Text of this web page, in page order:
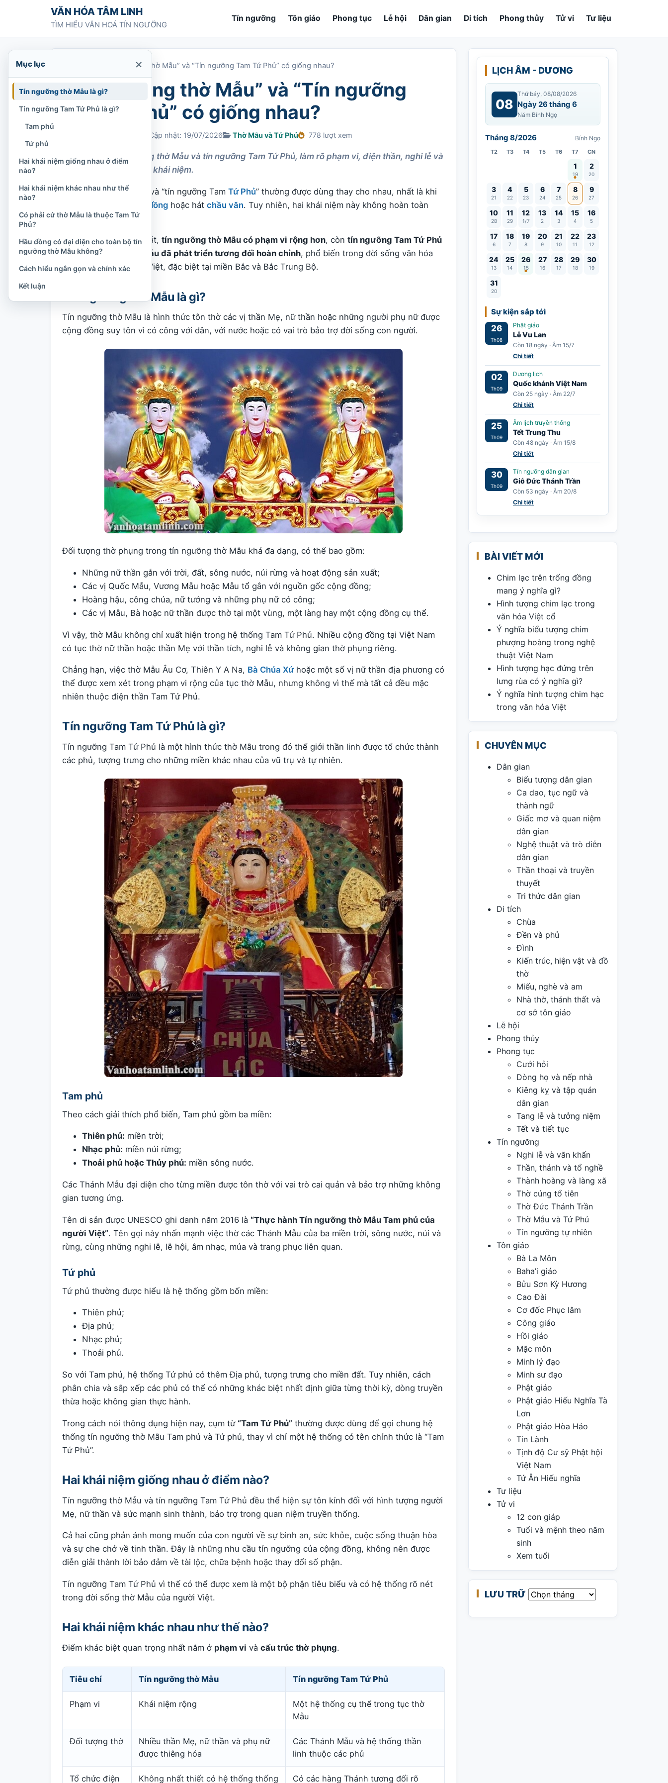
Chuyển tới nội dungVĂN HÓA TÂM LINH
TÌM HIỂU VĂN HOÁ TÍN NGƯỠNG
Tín ngưỡng Tôn giáo Phong tục Lễ hội Dân gian Di tích Phong thủy Tử vi Tư liệu
“Tín ngưỡng thờ Mẫu” và “Tín ngưỡng Tam Tứ Phủ” có giống nhau?
“Tín ngưỡng thờ Mẫu” và “Tín ngưỡng
Tam Tứ Phủ” có giống nhau?
Cập nhật: 19/07/2026 Thờ Mẫu và Tứ Phủ 778 lượt xem
Phân biệt tín ngưỡng thờ Mẫu và tín ngưỡng Tam Tứ Phủ, làm rõ phạm vi, điện thần, nghi lễ và
cách dùng đúng hai khái niệm.
“ Tín ngưỡng thờ Mẫu ” và “tín ngưỡng Tam Tứ Phủ” thường được dùng thay cho nhau, nhất là khi
hầu đồng hoặc hát chầu văn. Tuy nhiên, hai khái niệm này không hoàn toàn
đồng nhất.
Hiểu một cách khái quát, tín ngưỡng thờ Mẫu có phạm vi rộng hơn, còn tín ngưỡng Tam Tứ Phủ
là một hệ thống thờ Mẫu đã phát triển tương đối hoàn chỉnh, phổ biến trong đời sống văn hóa
tín ngưỡng của người Việt, đặc biệt tại miền Bắc và Bắc Trung Bộ.
Tín ngưỡng thờ Mẫu là gì?
Tín ngưỡng thờ Mẫu là hình thức tôn thờ các vị thần Mẹ, nữ thần hoặc những người phụ nữ được
cộng đồng suy tôn vì có công với dân, với nước hoặc có vai trò bảo trợ đời sống con người.
Đối tượng thờ phụng trong tín ngưỡng thờ Mẫu khá đa dạng, có thể bao gồm:
Những nữ thần gắn với trời, đất, sông nước, núi rừng và hoạt động sản xuất;
Các vị Quốc Mẫu, Vương Mẫu hoặc Mẫu tổ gắn với nguồn gốc cộng đồng;
Hoàng hậu, công chúa, nữ tướng và những phụ nữ có công;
Các vị Mẫu, Bà hoặc nữ thần được thờ tại một vùng, một làng hay một cộng đồng cụ thể.
Vì vậy, thờ Mẫu không chỉ xuất hiện trong hệ thống Tam Tứ Phủ. Nhiều cộng đồng tại Việt Nam
có tục thờ nữ thần hoặc thần Mẹ với thần tích, nghi lễ và không gian thờ phụng riêng.
Chẳng hạn, việc thờ Mẫu Âu Cơ, Thiên Y A Na, Bà Chúa Xứhoặc một số vị nữ thần địa phương có
thể được xem xét trong phạm vi rộng của tục thờ Mẫu, nhưng không vì thế mà tất cả đều mặc
nhiên thuộc điện thần Tam Tứ Phủ.
Tín ngưỡng Tam Tứ Phủ là gì?
Tín ngưỡng Tam Tứ Phủ là một hình thức thờ Mẫu trong đó thế giới thần linh được tổ chức thành
các phủ, tượng trưng cho những miền khác nhau của vũ trụ và tự nhiên.
Tam phủ
Theo cách giải thích phổ biến, Tam phủ gồm ba miền:
Thiên phủ: miền trời;
Nhạc phủ: miền núi rừng;
Thoải phủ hoặc Thủy phủ: miền sông nước.
Các Thánh Mẫu đại diện cho từng miền được tôn thờ với vai trò cai quản và bảo trợ những không
gian tương ứng.
Tên di sản được UNESCO ghi danh năm 2016 là “Thực hành Tín ngưỡng thờ Mẫu Tam phủ của
người Việt”. Tên gọi này nhấn mạnh việc thờ các Thánh Mẫu của ba miền trời, sông nước, núi và
rừng, cùng những nghi lễ, lễ hội, âm nhạc, múa và trang phục liên quan.
Tứ phủ
Tứ phủ thường được hiểu là hệ thống gồm bốn miền:
Thiên phủ;
Địa phủ;
Nhạc phủ;
Thoải phủ.
So với Tam phủ, hệ thống Tứ phủ có thêm Địa phủ, tượng trưng cho miền đất. Tuy nhiên, cách
phân chia và sắp xếp các phủ có thể có những khác biệt nhất định giữa từng thời kỳ, dòng truyền
thừa hoặc không gian thực hành.
Trong cách nói thông dụng hiện nay, cụm từ “Tam Tứ Phủ” thường được dùng để gọi chung hệ
thống tín ngưỡng thờ Mẫu Tam phủ và Tứ phủ, thay vì chỉ một hệ thống có tên chính thức là “Tam
Tứ Phủ”.
Hai khái niệm giống nhau ở điểm nào?
Tín ngưỡng thờ Mẫu và tín ngưỡng Tam Tứ Phủ đều thể hiện sự tôn kính đối với hình tượng người
Mẹ, nữ thần và sức mạnh sinh thành, bảo trợ trong quan niệm truyền thống.
Cả hai cũng phản ánh mong muốn của con người về sự bình an, sức khỏe, cuộc sống thuận hòa
và sự che chở về tinh thần. Đây là những nhu cầu tín ngưỡng của cộng đồng, không nên được
diễn giải thành lời bảo đảm về tài lộc, chữa bệnh hoặc thay đổi số phận.
Tín ngưỡng Tam Tứ Phủ vì thế có thể được xem là một bộ phận tiêu biểu và có hệ thống rõ nét
trong đời sống thờ Mẫu của người Việt.
Hai khái niệm khác nhau như thế nào?
Điểm khác biệt quan trọng nhất nằm ở phạm vi và cấu trúc thờ phụng.
Tiêu chí Tín ngưỡng thờ Mẫu Tín ngưỡng Tam Tứ Phủ
Phạm vi Khái niệm rộng
Một hệ thống cụ thể trong tục thờ
Mẫu
Đối tượng thờ
Nhiều thần Mẹ, nữ thần và phụ nữ
được thiêng hóa
Các Thánh Mẫu và hệ thống thần
linh thuộc các phủ
Tổ chức điện Không nhất thiết có hệ thống thống Có các hàng Thánh tương đối rõ
LỊCH ÂM - DƯƠNG
08
Thứ bảy, 08/08/2026
Ngày 26 tháng 6
Năm Bính Ngọ
Tháng 8/2026 Bính Ngọ
T2 T3 T4 T5 T6 T7 CN
1
19
Vía Quán Thế Âm thành đạo
2
20
3
21
4
22
5
23
6
24
7
25
8
26
9
27
10
28
11
29
12
1/7
13
2
14
3
15
4
16
5
17
6
18
7
19
8
20
9
21
10
22
11
23
12
24
13
25
14
26
15
Lễ Vu Lan
27
16
28
17
29
18
30
19
31
20
Sự kiện sắp tới
26
Th08
Phật giáo
Lễ Vu Lan
Còn 18 ngày · Âm 15/7
Chi tiết
02
Th09
Dương lịch
Quốc khánh Việt Nam
Còn 25 ngày · Âm 22/7
Chi tiết
25
Th09
Âm lịch truyền thống
Tết Trung Thu
Còn 48 ngày · Âm 15/8
Chi tiết
30
Th09
Tín ngưỡng dân gian
Giỗ Đức Thánh Trần
Còn 53 ngày · Âm 20/8
Chi tiết
BÀI VIẾT MỚI
Chim lạc trên trống đồng
mang ý nghĩa gì?
Hình tượng chim lạc trong
văn hóa Việt cổ
Ý nghĩa biểu tượng chim
phượng hoàng trong nghệ
thuật Việt Nam
Hình tượng hạc đứng trên
lưng rùa có ý nghĩa gì?
Ý nghĩa hình tượng chim hạc
trong văn hóa Việt
CHUYÊN MỤC
Dân gian
Biểu tượng dân gian
Ca dao, tục ngữ và
thành ngữ
Giấc mơ và quan niệm
dân gian
Nghệ thuật và trò diễn
dân gian
Thần thoại và truyền
thuyết
Tri thức dân gian
Di tích
Chùa
Đền và phủ
Đình
Kiến trúc, hiện vật và đồ
thờ
Miếu, nghè và am
Nhà thờ, thánh thất và
cơ sở tôn giáo
Lễ hội
Phong thủy
Phong tục
Cưới hỏi
Dòng họ và nếp nhà
Kiêng kỵ và tập quán
dân gian
Tang lễ và tưởng niệm
Tết và tiết tục
Tín ngưỡng
Nghi lễ và văn khấn
Thần, thánh và tổ nghề
Thành hoàng và làng xã
Thờ cúng tổ tiên
Thờ Đức Thánh Trần
Thờ Mẫu và Tứ Phủ
Tín ngưỡng tự nhiên
Tôn giáo
Bà La Môn
Baha’i giáo
Bửu Sơn Kỳ Hương
Cao Đài
Cơ đốc Phục lâm
Công giáo
Hồi giáo
Mặc môn
Minh lý đạo
Minh sư đạo
Phật giáo
Phật giáo Hiếu Nghĩa Tà
Lơn
Phật giáo Hòa Hảo
Tin Lành
Tịnh độ Cư sỹ Phật hội
Việt Nam
Tứ Ân Hiếu nghĩa
Tư liệu
Tử vi
12 con giáp
Tuổi và mệnh theo năm
sinh
Xem tuổi
LƯU TRỮ Lưu trữ
Mục lục ×
Tín ngưỡng thờ Mẫu là gì?
Tín ngưỡng Tam Tứ Phủ là gì?
Tam phủ
Tứ phủ
Hai khái niệm giống nhau ở điểm
nào?
Hai khái niệm khác nhau như thế
nào?
Có phải cứ thờ Mẫu là thuộc Tam Tứ
Phủ?
Hầu đồng có đại diện cho toàn bộ tín
ngưỡng thờ Mẫu không?
Cách hiểu ngắn gọn và chính xác
Kết luận